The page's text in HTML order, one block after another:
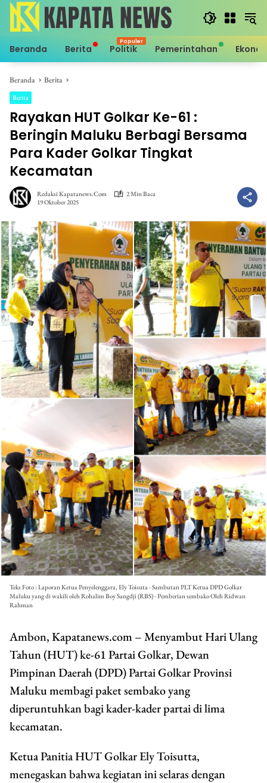
Langsung
konten
Beranda Berita Politik Pemerintahan
Beranda Berita
Berita
Rayakan HUT Golkar Ke-61 :
Beringin Maluku Berbagi Bersama
Para Kader Golkar Tingkat
Kecamatan
Redaksi Kapatanews.com
2 Min Baca
19 Oktober 2025
Teks Foto : Laporan Ketua Penyelenggara, Ely Toisuta - Sambutan PLT Ketua DPD Golkar
Maluku yang di wakili oleh Rohalim Boy Sangdji (RBS) - Pemberian sembako Oleh Ridwan
Rahman
Ambon, Kapatanews.com – Menyambut Hari Ulang
Tahun (HUT) ke-61 Partai Golkar, Dewan
Pimpinan Daerah (DPD) Partai Golkar Provinsi
Maluku membagi paket sembako yang
diperuntuhkan bagi kader-kader partai di lima
kecamatan.
Ketua Panitia HUT Golkar Ely Toisutta,
menegaskan bahwa kegiatan ini selaras dengan